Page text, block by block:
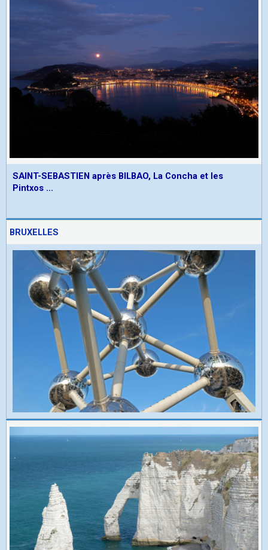
SAINT-SEBASTIEN après BILBAO, La Concha et les
Pintxos ...
BRUXELLES